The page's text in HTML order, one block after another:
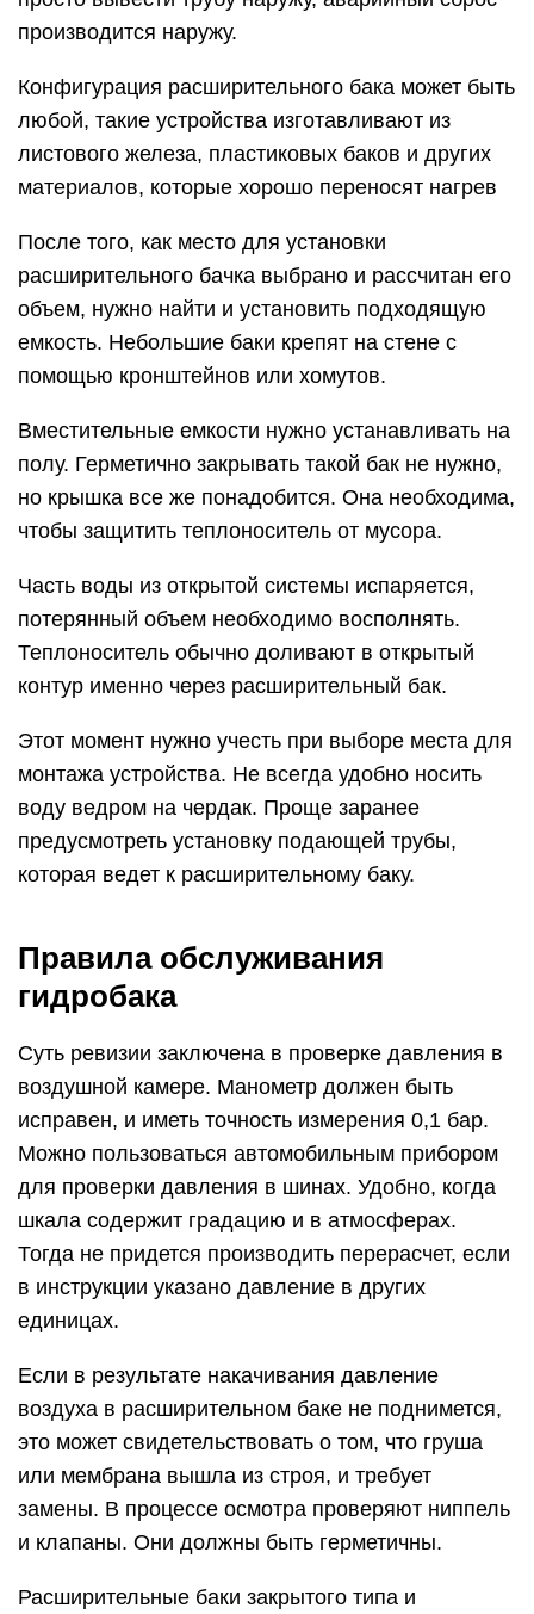
производится наружу.
Конфигурация расширительного бака может быть
любой, такие устройства изготавливают из
листового железа, пластиковых баков и других
материалов, которые хорошо переносят нагрев
После того, как место для установки
расширительного бачка выбрано и рассчитан его
объем, нужно найти и установить подходящую
емкость. Небольшие баки крепят на стене с
помощью кронштейнов или хомутов.
Вместительные емкости нужно устанавливать на
полу. Герметично закрывать такой бак не нужно,
но крышка все же понадобится. Она необходима,
чтобы защитить теплоноситель от мусора.
Часть воды из открытой системы испаряется,
потерянный объем необходимо восполнять.
Теплоноситель обычно доливают в открытый
контур именно через расширительный бак.
Этот момент нужно учесть при выборе места для
монтажа устройства. Не всегда удобно носить
воду ведром на чердак. Проще заранее
предусмотреть установку подающей трубы,
которая ведет к расширительному баку.
Правила обслуживания
гидробака
Суть ревизии заключена в проверке давления в
воздушной камере. Манометр должен быть
исправен, и иметь точность измерения 0,1 бар.
Можно пользоваться автомобильным прибором
для проверки давления в шинах. Удобно, когда
шкала содержит градацию и в атмосферах.
Тогда не придется производить перерасчет, если
в инструкции указано давление в других
единицах.
Если в результате накачивания давление
воздуха в расширительном баке не поднимется,
это может свидетельствовать о том, что груша
или мембрана вышла из строя, и требует
замены. В процессе осмотра проверяют ниппель
и клапаны. Они должны быть герметичны.
Расширительные баки закрытого типа и